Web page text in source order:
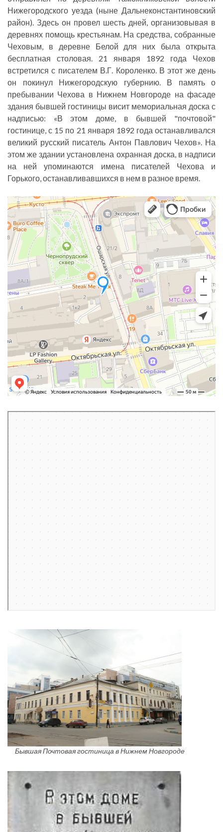
Нижегородского уезда (ныне Дальнеконстантиновский
район). Здесь он провел шесть дней, организовывая в
деревнях помощь крестьянам. На средства, собранные
Чеховым, в деревне Белой для них была открыта
бесплатная столовая. 21 января 1892 года Чехов
встретился с писателем В.Г. Короленко. В этот же день
он покинул Нижегородскую губернию. В память о
пребывании Чехова в Нижнем Новгороде на фасаде
здания бывшей гостиницы висит мемориальная доска с
надписью: «В этом доме, в бывшей "почтовой"
гостинице, с 15 по 21 января 1892 года останавливался
великий русский писатель Антон Павлович Чехов». На
этом же здании установлена охранная доска, в надписи
на ней упоминаются имена писателей Чехова и
Горького, останавливавшихся в нем в разное время.
Бывшая Почтовая гостиница в Нижнем Новгороде